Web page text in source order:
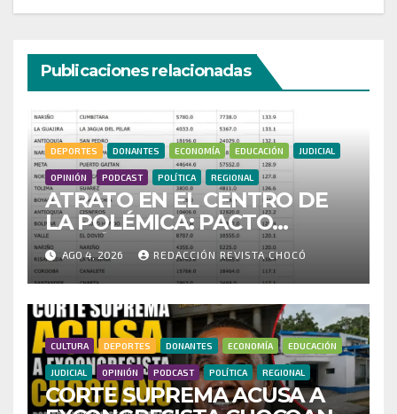
Publicaciones relacionadas
DEPORTES DONANTES ECONOMÍA EDUCACIÓN JUDICIAL
OPINIÓN PODCAST POLÍTICA REGIONAL
ATRATO EN EL CENTRO DE
LA POLÉMICA: PACTO
HISTÓRICO CUESTIONA
CENSO ELECTORAL Y PIDE
INVESTIGAR PRESUNTO
FRAUDE
AGO 4, 2026 REDACCIÓN REVISTA CHOCÓ
CULTURA DEPORTES DONANTES ECONOMÍA EDUCACIÓN
JUDICIAL OPINIÓN PODCAST POLÍTICA REGIONAL
CORTE SUPREMA ACUSA A